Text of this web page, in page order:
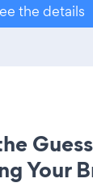
the details
Your